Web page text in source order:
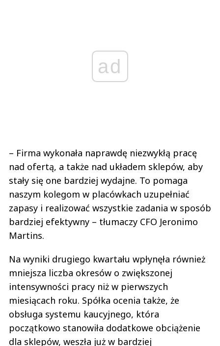
ad
– Firma wykonała naprawdę niezwykłą pracę
nad ofertą, a także nad układem sklepów, aby
stały się one bardziej wydajne. To pomaga
naszym kolegom w placówkach uzupełniać
zapasy i realizować wszystkie zadania w sposób
bardziej efektywny – tłumaczy CFO Jeronimo
Martins.
Na wyniki drugiego kwartału wpłynęła również
mniejsza liczba okresów o zwiększonej
intensywności pracy niż w pierwszych
miesiącach roku. Spółka ocenia także, że
obsługa systemu kaucyjnego, która
początkowo stanowiła dodatkowe obciążenie
dla sklepów, weszła już w bardziej